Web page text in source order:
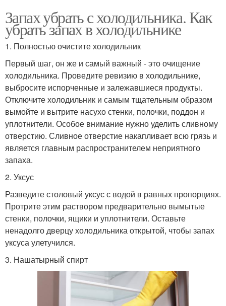
Запах убрать с холодильника. Как
убрать запах в холодильнике
1. Полностью очистите холодильник
Первый шаг, он же и самый важный - это очищение
холодильника. Проведите ревизию в холодильнике,
выбросите испорченные и залежавшиеся продукты.
Отключите холодильник и самым тщательным образом
вымойте и вытрите насухо стенки, полочки, поддон и
уплотнители. Особое внимание нужно уделить сливному
отверстию. Сливное отверстие накапливает всю грязь и
является главным распространителем неприятного
запаха.
2. Уксус
Разведите столовый уксус с водой в равных пропорциях.
Протрите этим раствором предварительно вымытые
стенки, полочки, ящики и уплотнители. Оставьте
ненадолго дверцу холодильника открытой, чтобы запах
уксуса улетучился.
3. Нашатырный спирт